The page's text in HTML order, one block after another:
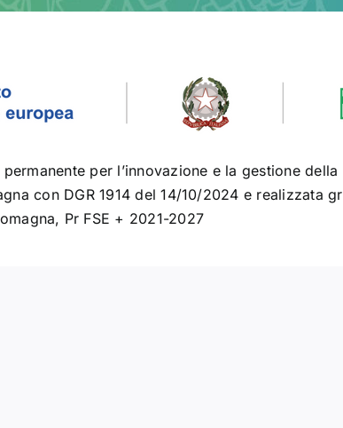
per l’innovazione e la gestione
con DGR 1914 del 14/10/2024 e realizzata
Pr FSE + 2021-2027